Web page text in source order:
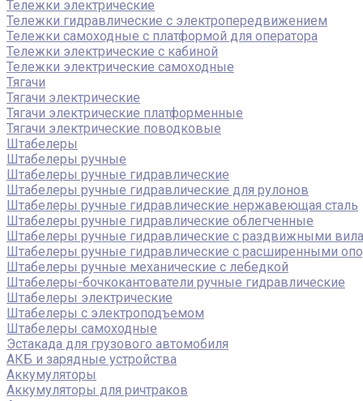
Тележки электрические
Тележки гидравлические с электропередвижением
Тележки самоходные с платформой для оператора
Тележки электрические с кабиной
Тележки электрические самоходные
Тягачи
Тягачи электрические
Тягачи электрические платформенные
Тягачи электрические поводковые
Штабелеры
Штабелеры ручные
Штабелеры ручные гидравлические
Штабелеры ручные гидравлические для рулонов
Штабелеры ручные гидравлические нержавеющая сталь
Штабелеры ручные гидравлические облегченные
Штабелеры ручные гидравлические с раздвижными
Штабелеры ручные гидравлические с расширенными
Штабелеры ручные механические с лебедкой
Штабелеры-бочкокантователи ручные гидравлические
Штабелеры электрические
Штабелеры с электроподъемом
Штабелеры самоходные
Эстакада для грузового автомобиля
АКБ и зарядные устройства
Аккумуляторы
Аккумуляторы для ричтраков